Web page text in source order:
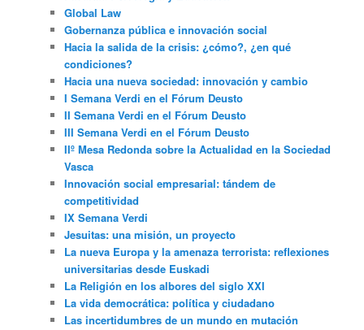
Global Law
Gobernanza pública e innovación social
Hacia la salida de la crisis: ¿cómo?, ¿en qué
condiciones?
Hacia una nueva sociedad: innovación y cambio
I Semana Verdi en el Fórum Deusto
II Semana Verdi en el Fórum Deusto
III Semana Verdi en el Fórum Deusto
IIº Mesa Redonda sobre la Actualidad en la Sociedad
Vasca
Innovación social empresarial: tándem de
competitividad
IX Semana Verdi
Jesuitas: una misión, un proyecto
La nueva Europa y la amenaza terrorista: reflexiones
universitarias desde Euskadi
La Religión en los albores del siglo XXI
La vida democrática: política y ciudadano
Las incertidumbres de un mundo en mutación